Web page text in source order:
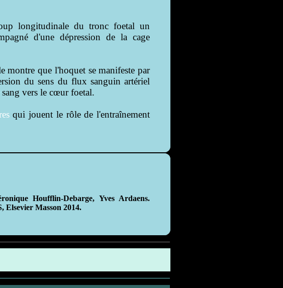
longitudinale du tronc foetal un
d'une dépression de la cage
montre que l'hoquet se manifeste par
du sens du flux sanguin artériel
vers le cœur foetal.
qui jouent le rôle de l'entraînement
Houfflin-Debarge, Yves Ardaens.
Elsevier Masson 2014.